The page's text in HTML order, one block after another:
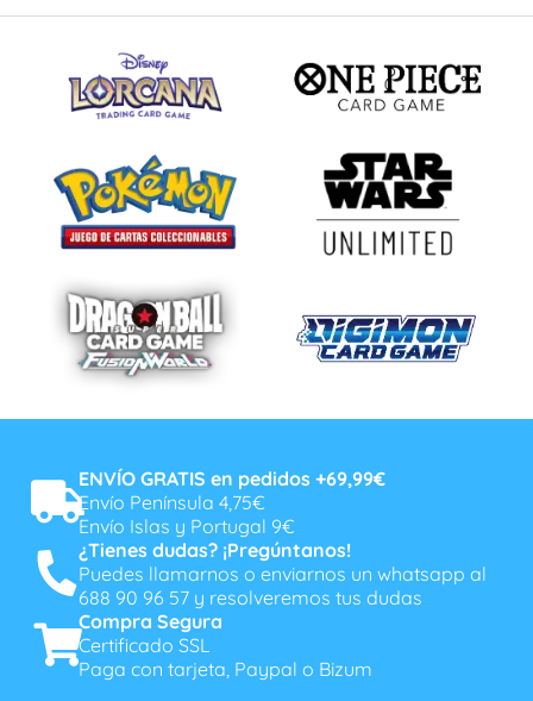
ENVÍO GRATIS en pedidos +69,99€
Envío Península 4,75€
Envío Islas y Portugal 9€
¿Tienes dudas? ¡Pregúntanos!
Puedes llamarnos o enviarnos un whatsapp al
688 90 96 57 y resolveremos tus dudas
Compra Segura
Certificado SSL
Paga con tarjeta, Paypal o Bizum